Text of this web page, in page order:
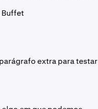
Buffet
extra para testar